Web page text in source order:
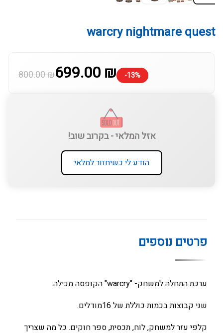
warcry nightmare quest
800.00 ₪699.00 ₪ -13%
אזל המלאי - בקרוב שוב!
הודע לי כשיחזור למלאי
פרטים נוספים
ערכת התחלה למשחק- "warcry" הקופסה מכילה:
שני קבוצות בכמות כוללת של 16מודלים.
קלפי עזר למשחק, לוח, תכסית, ספר חוקים. כל מה שצריך